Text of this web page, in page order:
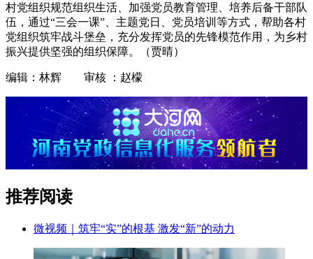
村党组织规范组织生活、加强党员教育管理、培养后备干部队
伍，通过“三会一课”、主题党日、党员培训等方式，帮助各村
党组织筑牢战斗堡垒，充分发挥党员的先锋模范作用，为乡村
振兴提供坚强的组织保障。（贾晴）
编辑：林辉 审核 ：赵檬
推荐阅读
微视频｜筑牢“实”的根基 激发“新”的动力